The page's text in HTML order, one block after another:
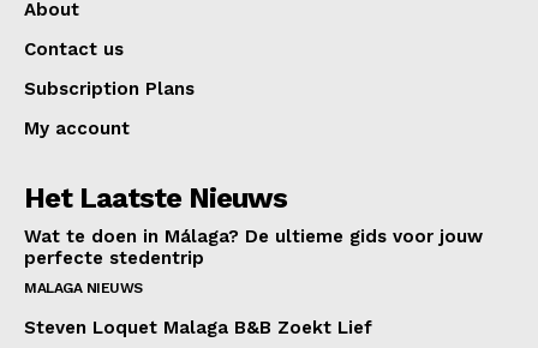
About
Contact us
Subscription Plans
My account
Het Laatste Nieuws
Wat te doen in Málaga? De ultieme gids voor jouw
perfecte stedentrip
MALAGA NIEUWS
Steven Loquet Malaga B&B Zoekt Lief